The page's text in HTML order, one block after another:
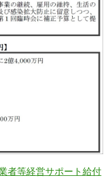
者等経営サポート給付